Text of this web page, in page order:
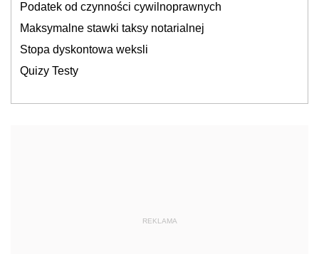
Podatek od czynności cywilnoprawnych
Maksymalne stawki taksy notarialnej
Stopa dyskontowa weksli
Quizy Testy
REKLAMA